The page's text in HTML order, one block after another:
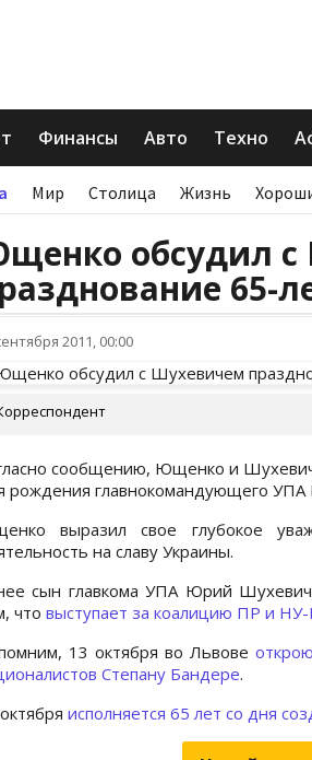
Финансы Авто Техно
Мир Столица Жизнь
обсудил
65-
2011, 00:00
сообщению, Ющенко и
рождения главнокомандующего
выразил свое глубокое
на славу Украины.
сын главкома УПА Юрий
что выступает за коалицию ПР и
13 октября во Львове
Степану Бандере.
исполняется 65 лет со дня